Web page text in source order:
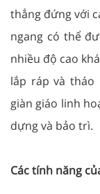
thẳng đứng với
ngang có thể
nhiều độ cao
lắp ráp và tháo
giàn giáo linh
dựng và bảo trì.
Các tính năng